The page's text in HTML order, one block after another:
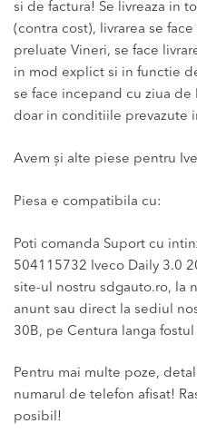
si de factura! Se livreaza in
(contra cost), livrarea se
preluate Vineri, se face
in mod explict si in functie
se face incepand cu ziua
doar in conditiile prevazute
Avem și alte piese pentru
Piesa e compatibila cu:
Poti comanda Suport cu
504115732 Iveco Daily 3.0
site-ul nostru sdgauto.ro, la
anunt sau direct la sediul
30B, pe Centura langa fostul
Pentru mai multe poze,
numarul de telefon afisat!
posibil!